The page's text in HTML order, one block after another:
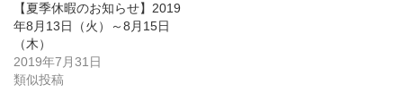
【夏季休暇のお知らせ】2019
年8月13日（火）～8月15日
（木）
2019年7月31日
類似投稿